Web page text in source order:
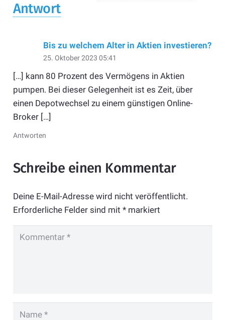
Antwort
Bis zu welchem Alter in Aktien investieren?
25. Oktober 2023 05:41
[…] kann 80 Prozent des Vermögens in Aktien
pumpen. Bei dieser Gelegenheit ist es Zeit, über
einen Depotwechsel zu einem günstigen Online-
Broker […]
Antworten
Schreibe einen Kommentar
Deine E-Mail-Adresse wird nicht veröffentlicht.
Erforderliche Felder sind mit *markiert